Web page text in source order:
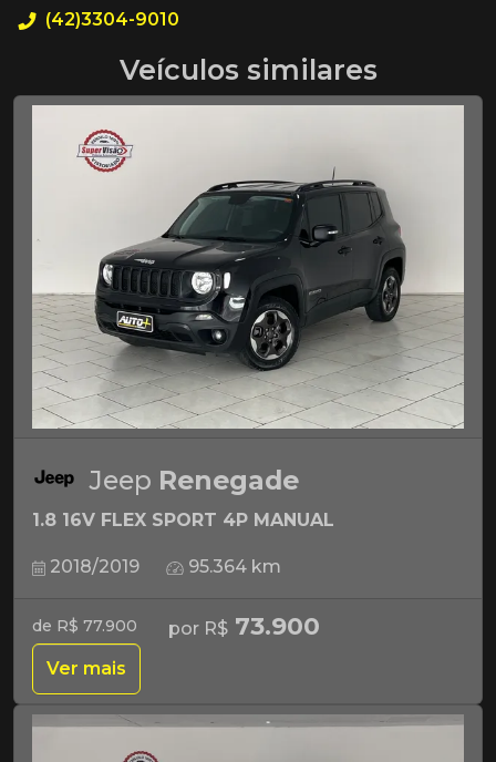
(42)3304-9010
Veículos similares
Jeep Renegade
1.8 16V FLEX SPORT 4P MANUAL
2018/2019 95.364 km
de R$ 77.900 por R$ 73.900
Ver mais